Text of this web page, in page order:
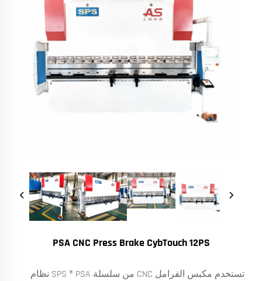
PSA CNC Press Brake CybTouch 12PS
تستخدم مكبس الفرامل CNC من سلسلة SPS ® PSA نظام